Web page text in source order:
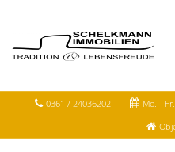
0361 / 24036202 Mo. -